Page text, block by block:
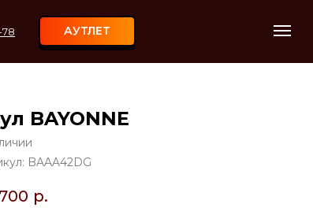
78 АУТЛЕТ
BAYONNE
BAAA42DG
р.